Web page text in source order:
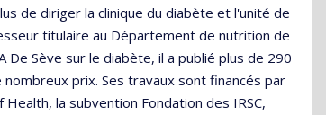
de diriger la clinique du diabète et l'unité de
titulaire au Département de nutrition de
De Sève sur le diabète, il a publié plus de 290
prix. Ses travaux sont financés par
la subvention Fondation des IRSC,